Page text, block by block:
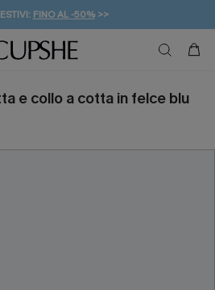
FINO AL -50%>>
GRATUITA DA 49€
I NUOVI: 20% DI SCONTO*
e collo a cotta in felce blu